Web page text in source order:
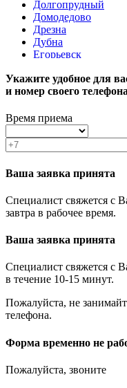
Долгопрудный
Домодедово
Дрезна
Дубна
Егорьевск
Жуковский
Зарайск
Зеленоград
Ивантеевка
Истра
Кашира
Клин
Королёв
Котельники
Красногорск
Краснознаменск
Кубинка
Ликино-Дулёво
Лобня
Луховицы
Люберцы
Малаховка
Укажите удобное для
и номер своего телефона
Время приема
Ваша заявка принята
Специалист свяжется с
завтра в рабочее время.
Ваша заявка принята
Специалист свяжется с
в течение 10-15 минут.
Пожалуйста, не
телефона.
Форма временно не
Пожалуйста, звоните